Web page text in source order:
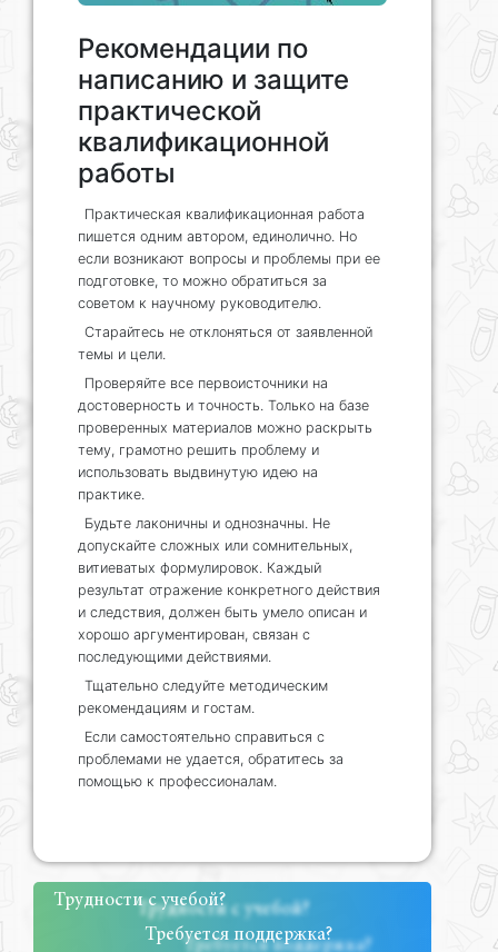
Рекомендации по
написанию и защите
практической
квалификационной
работы
Практическая квалификационная работа
пишется одним автором, единолично. Но
если возникают вопросы и проблемы при ее
подготовке, то можно обратиться за
советом к научному руководителю.
Старайтесь не отклоняться от заявленной
темы и цели.
Проверяйте все первоисточники на
достоверность и точность. Только на базе
проверенных материалов можно раскрыть
тему, грамотно решить проблему и
использовать выдвинутую идею на
практике.
Будьте лаконичны и однозначны. Не
допускайте сложных или сомнительных,
витиеватых формулировок. Каждый
результат отражение конкретного действия
и следствия, должен быть умело описан и
хорошо аргументирован, связан с
последующими действиями.
Тщательно следуйте методическим
рекомендациям и гостам.
Если самостоятельно справиться с
проблемами не удается, обратитесь за
помощью к профессионалам.
Трудности с учебой?
Требуется поддержка?